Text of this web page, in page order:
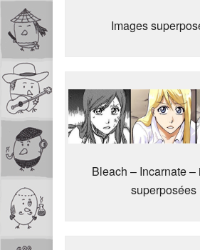
Images
Bleach – Incarnate –
superposées